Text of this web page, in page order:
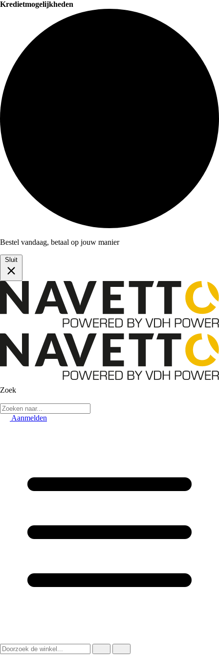
Kredietmogelijkheden
Bestel vandaag, betaal op jouw manier
Sluit
Zoek
Aanmelden